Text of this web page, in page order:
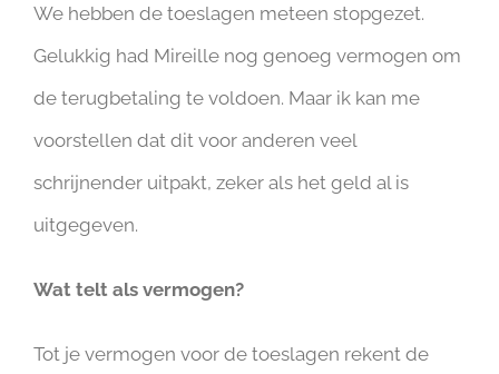
We hebben de toeslagen meteen stopgezet.
Gelukkig had Mireille nog genoeg vermogen om
de terugbetaling te voldoen. Maar ik kan me
voorstellen dat dit voor anderen veel
schrijnender uitpakt, zeker als het geld al is
uitgegeven.
Wat telt als vermogen?
Tot je vermogen voor de toeslagen rekent de